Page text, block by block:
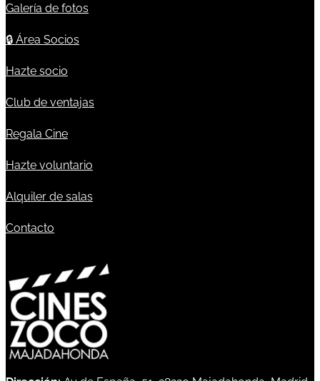
Galería de fotos
🔒 Área Socios
Hazte socio
Club de ventajas
Regala Cine
Hazte voluntario
Alquiler de salas
Contacto